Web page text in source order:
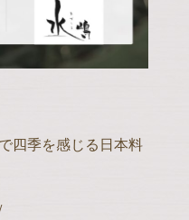
四季を感じる日本料